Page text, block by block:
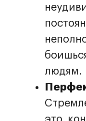
людям.